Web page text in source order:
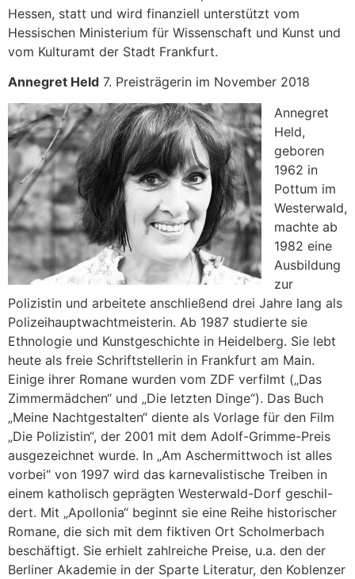
Hessen, statt und wird finanziell unterstützt vom
Hessischen Ministerium für Wissenschaft und Kunst und
vom Kulturamt der Stadt Frankfurt.
Annegret Held 7. Preisträgerin im November 2018
Annegret
Held,
geboren
1962 in
Pottum im
Westerwald,
machte ab
1982 eine
Ausbildung
zur
Polizistin und arbeitete anschließend drei Jahre lang als
Polizeihauptwachtmeisterin. Ab 1987 studierte sie
Ethnologie und Kunstgeschichte in Heidelberg. Sie lebt
heute als freie Schriftstellerin in Frankfurt am Main.
Einige ihrer Romane wurden vom ZDF verfilmt („Das
Zimmermädchen“ und „Die letzten Dinge“). Das Buch
„Meine Nachtgestalten“ diente als Vorlage für den Film
„Die Polizistin“, der 2001 mit dem Adolf-Grimme-Preis
ausgezeichnet wurde. In „Am Aschermittwoch ist alles
vorbei“ von 1997 wird das karnevalistische Treiben in
einem katholisch geprägten Westerwald-Dorf geschil-
dert. Mit „Apollonia“ beginnt sie eine Reihe historischer
Romane, die sich mit dem fiktiven Ort Scholmerbach
beschäftigt. Sie erhielt zahlreiche Preise, u.a. den der
Berliner Akademie in der Sparte Literatur, den Koblenzer